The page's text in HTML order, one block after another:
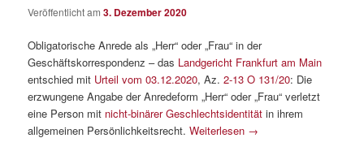
Veröffentlicht am3. Dezember 2020
Obligatorische Anrede als „Herr“ oder „Frau“ in der
Geschäftskorrespondenz – das Landgericht Frankfurt am Main
entschied mit Urteil vom 03.12.2020, Az.2-13 O 131/20: Die
erzwungene Angabe der Anredeform „Herr“ oder „Frau“ verletzt
eine Person mit nicht-binärer Geschlechtsidentität in ihrem
allgemeinen Persönlichkeitsrecht.Weiterlesen →